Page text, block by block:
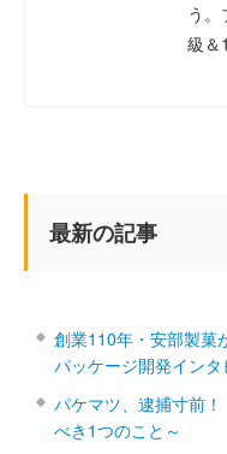
う
級＆
最新の記事
創業110年・安部製菓
パッケージ開発インタ
パケマツ、逮捕寸前
べき1つのこと～